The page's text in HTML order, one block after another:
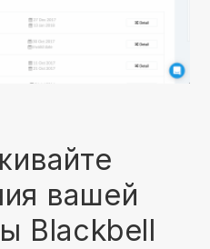
вашей
Blackbell